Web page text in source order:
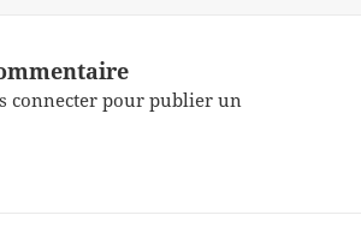
connecterpour publier un